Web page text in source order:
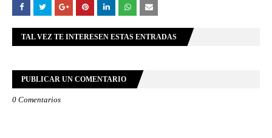
TAL VEZ TE INTERESEN ESTAS ENTRADAS
PUBLICAR UN COMENTARIO
0 Comentarios